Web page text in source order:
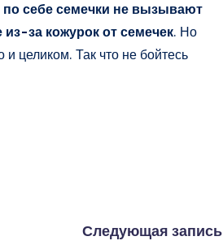
по себе семечки не вызывают
за кожурок от семечек. Но
целиком. Так что не бойтесь
Следующая запись